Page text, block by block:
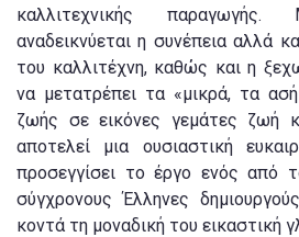
καλλιτεχνικής
αναδεικνύεται η συνέπεια αλλά
του καλλιτέχνη, καθώς και η
να μετατρέπει τα «μικρά, τα
ζωής σε εικόνες γεμάτες ζωή
αποτελεί μια ουσιαστική
προσεγγίσει το έργο ενός από
σύγχρονους Έλληνες
κοντά τη μοναδική του εικαστική